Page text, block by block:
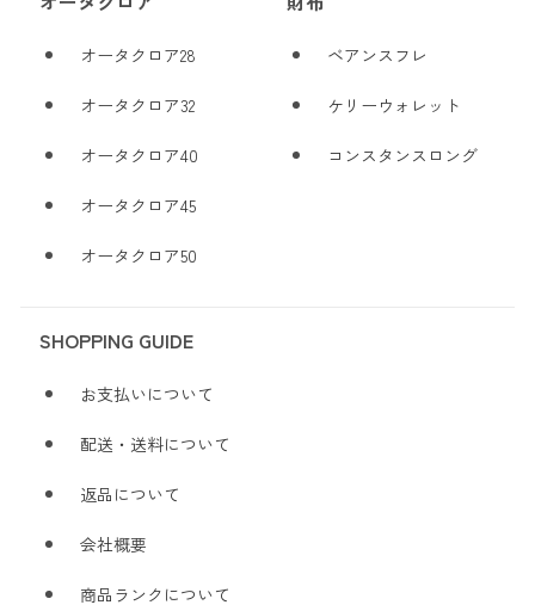
オータクロア28
オータクロア32
オータクロア40
オータクロア45
オータクロア50
ベアンスフレ
ケリーウォレット
コンスタンスロング
SHOPPING GUIDE
お支払いについて
配送・送料について
返品について
会社概要
商品ランクについて